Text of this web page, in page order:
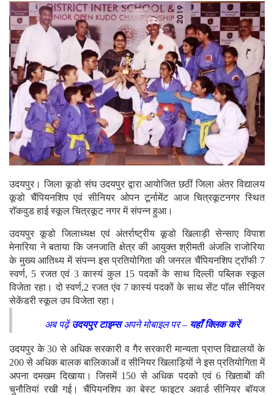
उदयपुर। जिला कूडो संघ उदयपुर द्वारा आयोजित छठीं जिला अंतर विद्यालय
कूडो चैंपियनशिप एवं सीनियर ओपन टूर्नामेंट आज चित्रकूटनगर स्थित
राॅकवुड हाई स्कूल चित्रकूट नगर में संपन्न हुआ।
उदयपुर कूडो जिलाध्यक्ष एवं अंतर्राष्ट्रीय कूडो खिलाड़ी सेन्साए विपाश
मेनारिया ने बताया कि जनजाति क्षेत्र की आयुक्त श्रीमती अंजलि राजोरिया
के मुख्य आतिथ्य में संपन्न इस प्रतियोगिता की जनरल चैंपियनशिप ट्राॅफी 7
स्वर्ण, 5 रजत एवं 3 कास्यं कुल 15 पदकों के साथ दिल्ली पब्लिक स्कूल
विजेता रहा। दो स्वर्ण,2 रजत एंव 7 कास्यं पदकों के साथ सेंट पॉल सीनियर
सेकेंडरी स्कूल उप विजेता रहा।
अब पढ़ें उदयपुर टाइम्सअपने मोबाइल पर – यहाँ क्लिक करें
उदयपुर के 30 से अधिक सरकारी व गैर सरकारी मान्यता प्राप्त विद्यालयों के
200 से अधिक बालक बालिकाओं व सीनियर खिलाड़ियों ने इस प्रतियोगिता में
अपना दमखम दिखाया। जिसमें 150 से अधिक पदको एवं 6 खिताबों की
चुनौतियां रखी गई। चैंपियनशिप का बेस्ट फाइटर अवार्ड सीनियर बॉयज